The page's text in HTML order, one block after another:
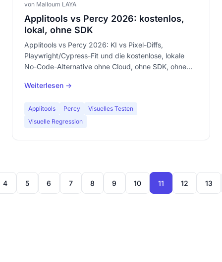
von Malloum LAYA
Applitools vs Percy 2026: kostenlos,
lokal, ohne SDK
Applitools vs Percy 2026: KI vs Pixel-Diffs,
Playwright/Cypress-Fit und die kostenlose, lokale
No-Code-Alternative ohne Cloud, ohne SDK, ohne
Weiterlesen →
Applitools Percy
Visuelles Testen
Visuelle Regression
4 5 6 7 8 9 10 11 12 13